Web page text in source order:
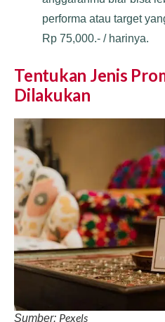
performa atau target
Rp 75,000.- / harinya.
Tentukan Jenis
Dilakukan
Sumber: Pexels